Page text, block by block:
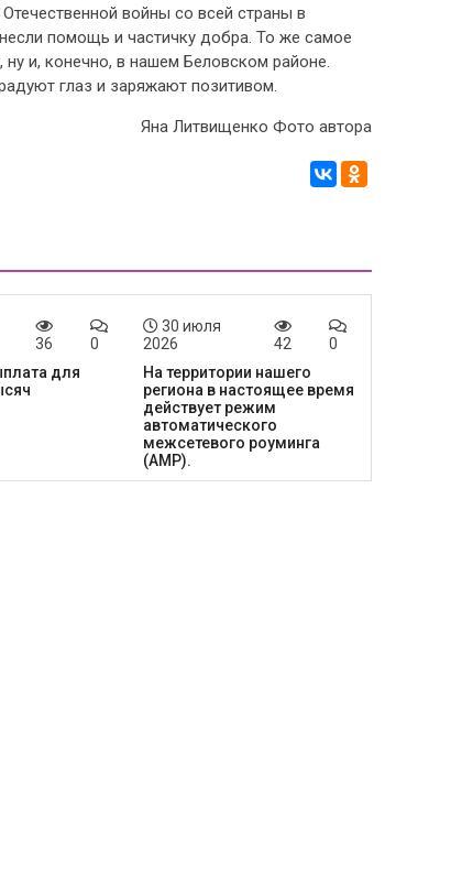
войны со всей страны в
помощь и частичку добра. То же самое
и, конечно, в нашем Беловском районе.
глаз и заряжают позитивом.
Яна Литвищенко Фото автора
36
0
для
30 июля
2026
42
0
На территории нашего
региона в настоящее время
действует режим
автоматического
межсетевого роуминга
(АМР).